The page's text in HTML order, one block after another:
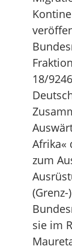
18/
Afrika«
zum
sie im